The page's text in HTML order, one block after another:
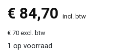
€ 84,70 incl. btw
€ 70 excl. btw
1 op voorraad